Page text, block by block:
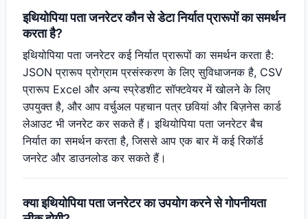
इथियोपिया पता जनरेटर कौन से डेटा निर्यात प्रारूपों का समर्थन
करता है?
इथियोपिया पता जनरेटर कई निर्यात प्रारूपों का समर्थन करता है:
JSON प्रारूप प्रोग्राम प्रसंस्करण के लिए सुविधाजनक है, CSV
प्रारूप Excel और अन्य स्प्रेडशीट सॉफ्टवेयर में खोलने के लिए
उपयुक्त है, और आप वर्चुअल पहचान पत्र छवियां और बिज़नेस कार्ड
लेआउट भी जनरेट कर सकते हैं। इथियोपिया पता जनरेटर बैच
निर्यात का समर्थन करता है, जिससे आप एक बार में कई रिकॉर्ड
जनरेट और डाउनलोड कर सकते हैं।
क्या इथियोपिया पता जनरेटर का उपयोग करने से गोपनीयता